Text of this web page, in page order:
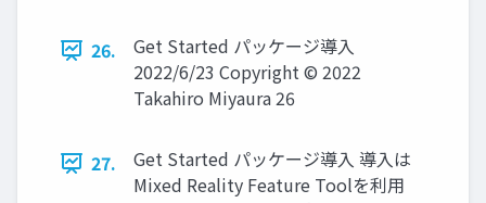
26.
Get Started パッケージ導入
2022/6/23 Copyright © 2022
Takahiro Miyaura 26
27.
Get Started パッケージ導入 導入は
Mixed Reality Feature Toolを利用